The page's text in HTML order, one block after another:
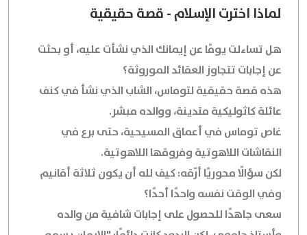
لماذا اخترت الإسلام - قصة حقيقية
هل تساءلت يومًا عن إيمانك الذي نشأت عليه، أو بحثت
عن إجابات تتجاوز العقائد الموروثة؟
هذه قصة حقيقية لتوماس، الشاب الذي نشأ في كنف
عائلة كاثوليكية متدينة، ووالده مبشر.
غاص توماس في أعماق المسيحية، حتى برع في
النقاشات اللاهوتية وفروقها اللاهوتية.
لكن سؤالًا محوريًا أرّقه: كيف لله أن يكون ثلاثة أقانيم
وفي الوقت نفسه واحدًا أحدًا؟
سعى جاهدًا للحصول على إجابات شافية من والده